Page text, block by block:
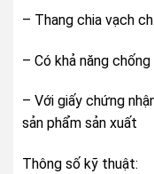
– Thang chia vạch
– Có khả năng
– Với giấy chứng
sản phẩm sản xuất
Thông số kỹ thuật: